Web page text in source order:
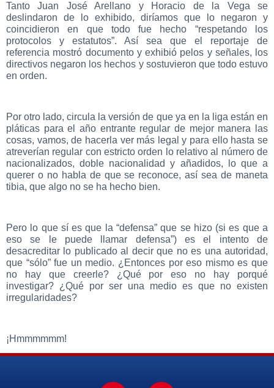
Tanto Juan José Arellano y Horacio de la Vega se
deslindaron de lo exhibido, diríamos que lo negaron y
coincidieron en que todo fue hecho “respetando los
protocolos y estatutos”. Así sea que el reportaje de
referencia mostró documento y exhibió pelos y señales, los
directivos negaron los hechos y sostuvieron que todo estuvo
en orden.
Por otro lado, circula la versión de que ya en la liga están en
pláticas para el año entrante regular de mejor manera las
cosas, vamos, de hacerla ver más legal y para ello hasta se
atreverían regular con estricto orden lo relativo al número de
nacionalizados, doble nacionalidad y añadidos, lo que a
querer o no habla de que se reconoce, así sea de maneta
tibia, que algo no se ha hecho bien.
Pero lo que sí es que la “defensa” que se hizo (si es que a
eso se le puede llamar defensa”) es el intento de
desacreditar lo publicado al decir que no es una autoridad,
que “sólo” fue un medio. ¿Entonces por eso mismo es que
no hay que creerle? ¿Qué por eso no hay porqué
investigar? ¿Qué por ser una medio es que no existen
irregularidades?
¡Hmmmmmm!